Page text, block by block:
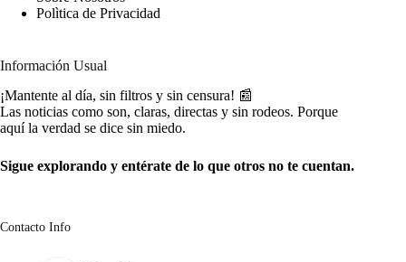
Polìtica de Privacidad
Información Usual
¡Mantente al día, sin filtros y sin censura! 📰
Las noticias como son, claras, directas y sin rodeos. Porque
aquí la verdad se dice sin miedo.
Sigue explorando y entérate de lo que otros no te cuentan.
Contacto Info